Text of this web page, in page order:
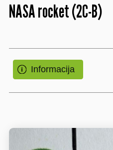
NASA rocket (2C-B)
Informacija